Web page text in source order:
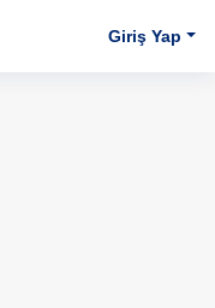
Giriş Yap